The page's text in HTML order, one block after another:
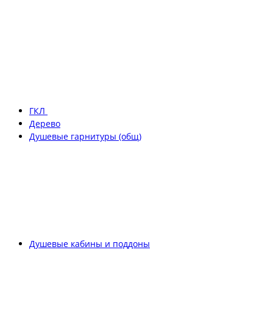
ГКЛ
Дерево
Душевые гарнитуры (общ)
Душевые кабины и поддоны